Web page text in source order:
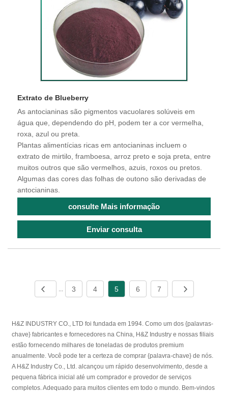
Extrato de Blueberry
As antocianinas são pigmentos vacuolares solúveis em
água que, dependendo do pH, podem ter a cor vermelha,
roxa, azul ou preta.
Plantas alimentícias ricas em antocianinas incluem o
extrato de mirtilo, framboesa, arroz preto e soja preta, entre
muitos outros que são vermelhos, azuis, roxos ou pretos.
Algumas das cores das folhas de outono são derivadas de
antocianinas.
consulte Mais informação
Enviar consulta
... 3 4 5 6 7
H&Z INDUSTRY CO., LTD foi fundada em 1994. Como um dos {palavras-
chave} fabricantes e fornecedores na China, H&Z Industry e nossas filiais
estão fornecendo milhares de toneladas de produtos premium
anualmente. Você pode ter a certeza de comprar {palavra-chave} de nós.
A H&Z Industry Co., Ltd. alcançou um rápido desenvolvimento, desde a
pequena fábrica inicial até um comprador e provedor de serviços
completos. Adequado para muitos clientes em todo o mundo. Bem-vindos